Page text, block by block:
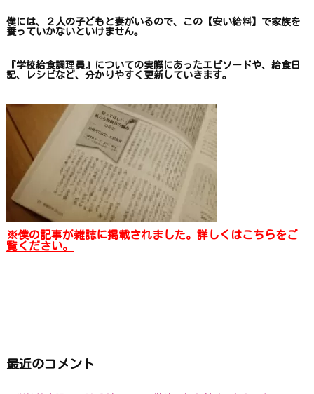
僕には、２人の子どもと妻がいるので、 この【安い給料】で家族を
養っていかないといけません。
『学校給食調理員』についての実際にあったエピソードや、 給食日
記、レシピなど、 分かりやすく更新していきます。
※僕の記事が雑誌に掲載されました。詳しくはこちらをご
覧ください。
最近のコメント